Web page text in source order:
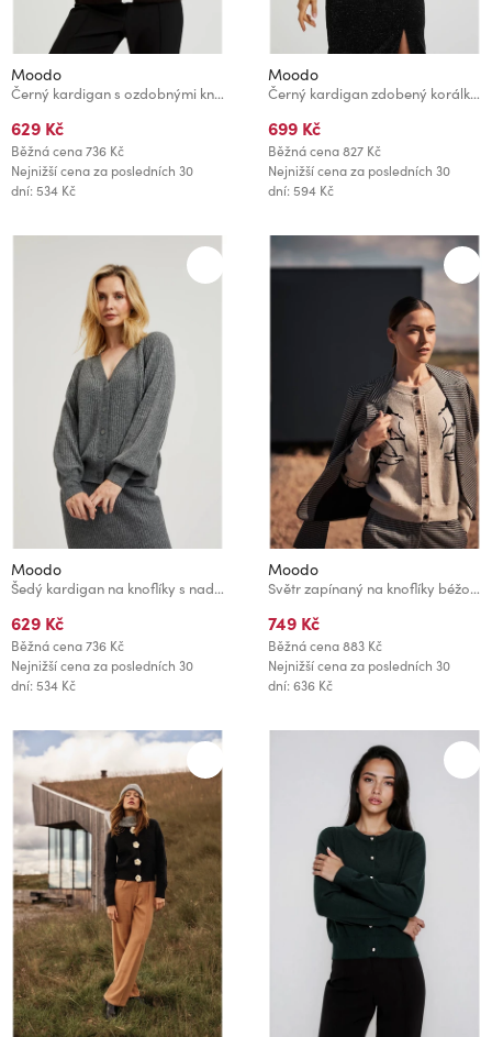
Moodo
Černý kardigan s ozdobnými knoflíky a dlouhými rukávy Moodo
629 Kč
Běžná cena736 Kč
Nejnižší cena za posledních 30
dní: 534 Kč
Moodo
Černý kardigan zdobený korálky Moodo
699 Kč
Běžná cena827 Kč
Nejnižší cena za posledních 30
dní: 594 Kč
Moodo
Šedý kardigan na knoflíky s nadýchnutými rukávy Moodo
629 Kč
Běžná cena736 Kč
Nejnižší cena za posledních 30
dní: 534 Kč
Moodo
Světr zapínaný na knoflíky béžový Moodo
749 Kč
Běžná cena883 Kč
Nejnižší cena za posledních 30
dní: 636 Kč